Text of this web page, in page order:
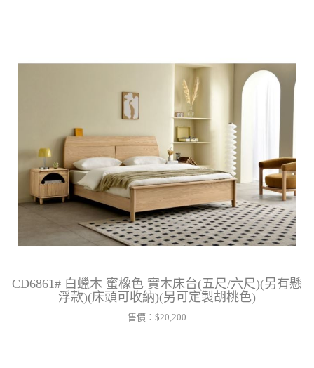
CD6861# 白蠟木 蜜橡色 實木床台(五尺/六尺)(另有懸
浮款)(床頭可收納)(另可定製胡桃色)
售價： $20,200